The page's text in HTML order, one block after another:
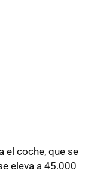
el coche, que se
eleva a 45.000